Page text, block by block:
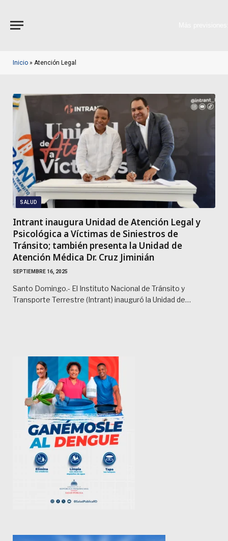
Inicio » Atención Legal
SALUD
Intrant inaugura Unidad de Atención Legal y
Psicológica a Víctimas de Siniestros de
Tránsito; también presenta la Unidad de
Atención Médica Dr. Cruz Jiminián
SEPTIEMBRE 16, 2025
Santo Domingo.- El Instituto Nacional de Tránsito y
Transporte Terrestre (Intrant) inauguró la Unidad de…